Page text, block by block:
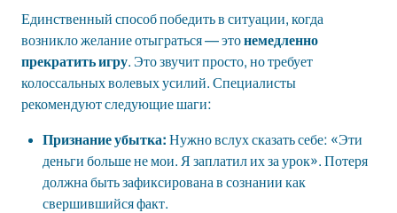
Единственный способ победить в ситуации, когда
возникло желание отыграться — этонемедленно
прекратить игру. Это звучит просто, но требует
колоссальных волевых усилий. Специалисты
рекомендуют следующие шаги:
Признание убытка: Нужно вслух сказать себе: «Эти
деньги больше не мои. Я заплатил их за урок». Потеря
должна быть зафиксирована в сознании как
свершившийся факт.